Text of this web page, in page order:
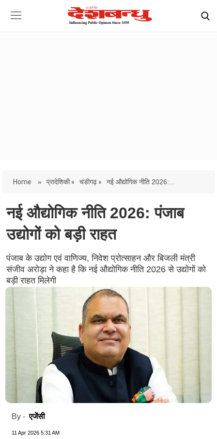
Home » प्रादेशिकी » चंडीगढ़ » नई औद्योगिक नीति 2026:...
नई औद्योगिक नीति 2026: पंजाब
उद्योगों को बड़ी राहत
पंजाब के उद्योग एवं वाणिज्य, निवेश प्रोत्साहन और बिजली मंत्री
संजीव अरोड़ा ने कहा है कि नई औद्योगिक नीति 2026 से उद्योगों को
बड़ी राहत मिलेगी
By -एजेंसी
11 Apr 2026 5:31 AM